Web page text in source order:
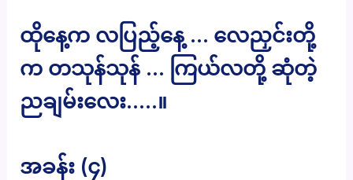
ထိုနေ့က လပြည့်နေ့ … လေညှင်းတို့
က တသုန်သုန် … ကြယ်လတို့ ဆုံတဲ့
ညချမ်းလေး…..။
အခန်း (၄)